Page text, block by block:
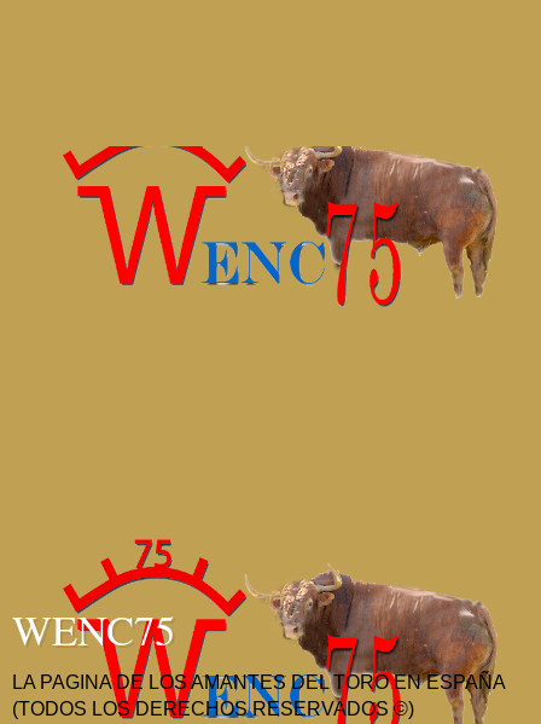
WENC75
LA PAGINA DE LOS AMANTES DEL TORO EN ESPAÑA
(TODOS LOS DERECHOS RESERVADOS ©)